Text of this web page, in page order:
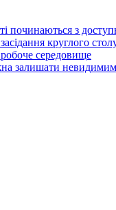
починаються з
круглого
середовище
залишати